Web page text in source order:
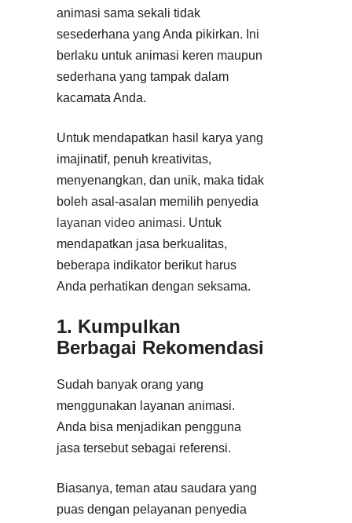
animasi sama sekali tidak
sesederhana yang Anda pikirkan. Ini
berlaku untuk animasi keren maupun
sederhana yang tampak dalam
kacamata Anda.
Untuk mendapatkan hasil karya yang
imajinatif, penuh kreativitas,
menyenangkan, dan unik, maka tidak
boleh asal-asalan memilih penyedia
layanan video animasi. Untuk
mendapatkan jasa berkualitas,
beberapa indikator berikut harus
Anda perhatikan dengan seksama.
1. Kumpulkan
Berbagai Rekomendasi
Sudah banyak orang yang
menggunakan layanan animasi.
Anda bisa menjadikan pengguna
jasa tersebut sebagai referensi.
Biasanya, teman atau saudara yang
puas dengan pelayanan penyedia